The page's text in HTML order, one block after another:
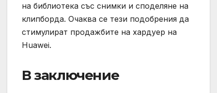
на библиотека със снимки и споделяне на
клипборда. Очаква се тези подобрения да
стимулират продажбите на хардуер на
Huawei.
В заключение